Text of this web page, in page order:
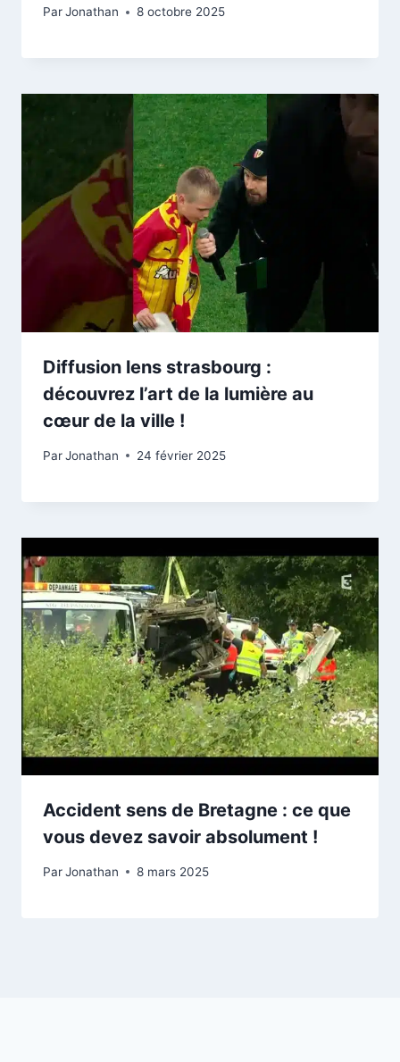
ParJonathan 8 octobre 2025
Diffusion lens strasbourg :
découvrez l’art de la lumière au
cœur de la ville !
ParJonathan 24 février 2025
Accident sens de Bretagne : ce que
vous devez savoir absolument !
ParJonathan 8 mars 2025